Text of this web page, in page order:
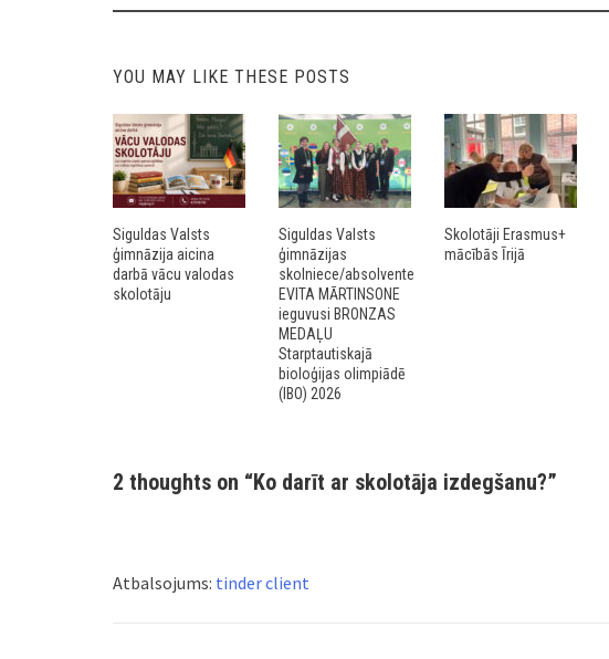
YOU MAY LIKE THESE POSTS
Siguldas Valsts
ģimnāzija aicina
darbā vācu valodas
skolotāju
Siguldas Valsts
ģimnāzijas
skolniece/absolvente
EVITA MĀRTINSONE
ieguvusi BRONZAS
MEDAĻU
Starptautiskajā
bioloģijas olimpiādē
(IBO) 2026
Skolotāji Erasmus+
mācībās Īrijā
2 thoughts on “Ko darīt ar skolotāja izdegšanu?”
Atbalsojums: tinder client